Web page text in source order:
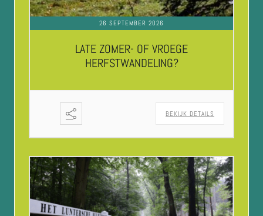
26 SEPTEMBER 2026
LATE ZOMER- OF VROEGE
HERFSTWANDELING?
BEKIJK DETAILS